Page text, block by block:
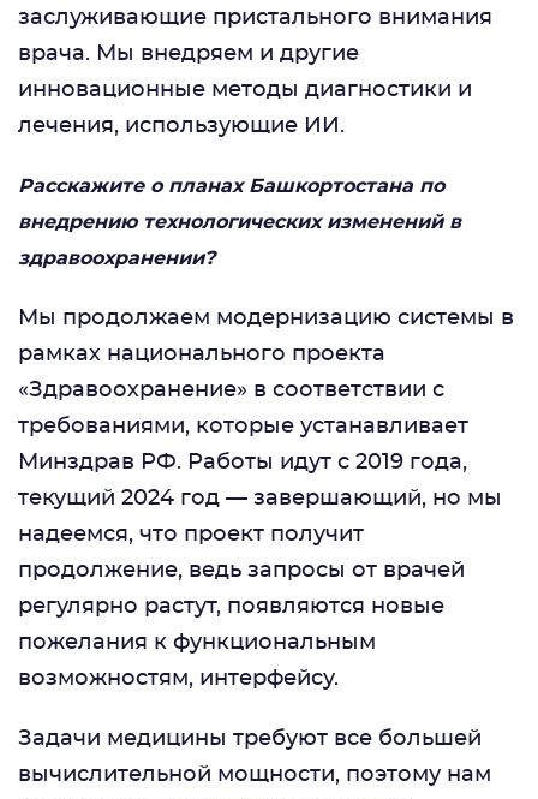
заслуживающие пристального внимания
врача. Мы внедряем и другие
инновационные методы диагностики и
лечения, использующие ИИ.
Расскажите о планах Башкортостана по
внедрению технологических изменений в
здравоохранении?
Мы продолжаем модернизацию системы в
рамках национального проекта
«Здравоохранение» в соответствии с
требованиями, которые устанавливает
Минздрав РФ. Работы идут с 2019 года,
текущий 2024 год — завершающий, но мы
надеемся, что проект получит
продолжение, ведь запросы от врачей
регулярно растут, появляются новые
пожелания к функциональным
возможностям, интерфейсу.
Задачи медицины требуют все большей
вычислительной мощности, поэтому нам